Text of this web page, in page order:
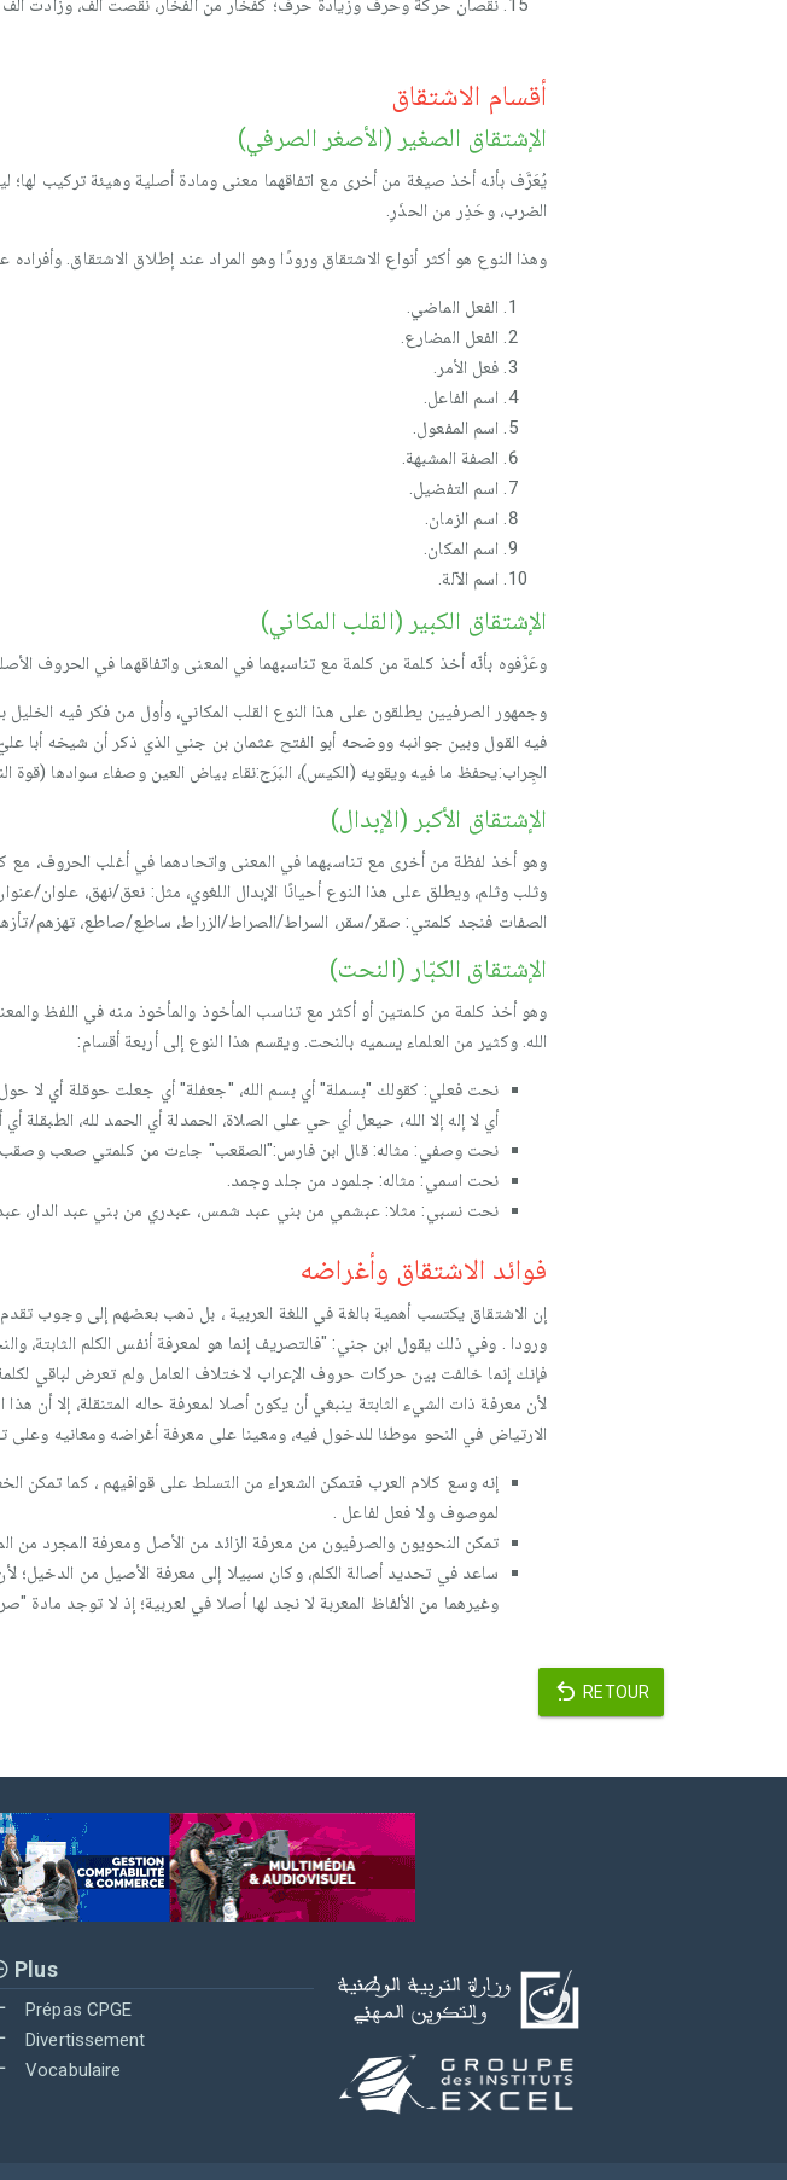
نقصان حركة وحرف وزيادة حرف؛ كفخار من الفخار، نقصت ألف، وزادت
أقسام الاشتقاق
الإشتقاق الصغير (الأصغر الصرفي)
يُعَرَّف بأنه أخذ صيغة من أخرى مع اتفاقهما معنى ومادة أصلية وهيئة تركيب لها؛
الضرب، وحَذِر من الحذَرِ.
وهذا النوع هو أكثر أنواع الاشتقاق ورودًا وهو المراد عند إطلاق الاشتقاق.
الفعل الماضي.
الفعل المضارع.
فعل الأمر.
اسم الفاعل.
اسم المفعول.
الصفة المشبهة.
اسم التفضيل.
اسم الزمان.
اسم المكان.
اسم الآلة.
الإشتقاق الكبير (القلب المكاني)
وعَرَّفوه بأنّه أخذ كلمة من كلمة مع تناسبهما في المعنى واتفاقهما في الحروف
وجمهور الصرفيين يطلقون على هذا النوع القلب المكاني، وأول من فكر فيه
فيه القول وبين جوانبه ووضحه أبو الفتح عثمان بن جني الذي ذكر أن شيخه
الجِراب:يحفظ ما فيه ويقويه (الكيس)، البَرَج:نقاء بياض العين وصفاء سوادها (قوة
الإشتقاق الأكبر (الإبدال)
وهو أخذ لفظة من أخرى مع تناسبهما في المعنى واتحادهما في أغلب الحروف،
وثلب وثلم، ويطلق على هذا النوع أحيانًا الإبدال اللغوي، مثل: نعق/نهق، علوان/
الصفات فنجد كلمتي: صقر/سقر، السراط/الصراط/الزراط، ساطع/صاطع، تهزهم/
الإشتقاق الكبّار (النحت)
وهو أخذ كلمة من كلمتين أو أكثر مع تناسب المأخوذ والمأخوذ منه في اللفظ
الله. وكثير من العلماء يسميه بالنحت. ويقسم هذا النوع إلى أربعة أقسام:
نحت فعلي: كقولك "بسملة" أي بسم الله، "جعفلة" أي جعلت حوقلة أي لا حول
أي لا إله إلا الله، حيعل أي حي على الصلاة، الحمدلة أي الحمد لله، الطبقلة أي
نحت وصفي: مثاله: قال ابن فارس:"الصقعب" جاءت من كلمتي صعب وصقب،
نحت اسمي: مثاله: جلمود من جلد وجمد.
نحت نسبي: مثلا: عبشمي من بني عبد شمس، عبدري من بني عبد الدار،
فوائد الاشتقاق وأغراضه
إن الاشتقاق يكتسب أهمية بالغة في اللغة العربية ، بل ذهب بعضهم إلى وجوب
ورودا . وفي ذلك يقول ابن جني: "فالتصريف إنما هو لمعرفة أنفس الكلم الثابتة،
فإنك إنما خالفت بين حركات حروف الإعراب لاختلاف العامل ولم تعرض لباقي
لأن معرفة ذات الشيء الثابتة ينبغي أن يكون أصلا لمعرفة حاله المتنقلة، إلا
الارتياض في النحو موطئا للدخول فيه، ومعينا على معرفة أغراضه ومعانيه وعلى
إنه وسع كلام العرب فتمكن الشعراء من التسلط على قوافيهم ، كما تمكن
لموصوف ولا فعل لفاعل .
تمكن النحويون والصرفيون من معرفة الزائد من الأصل ومعرفة المجرد من
ساعد في تحديد أصالة الكلم، وكان سبيلا إلى معرفة الأصيل من الدخيل؛
وغيرهما من الألفاظ المعربة لا نجد لها أصلا في لعربية؛ إذ لا توجد
RETOUR
Plus
Prépas CPGE
Divertissement
Vocabulaire